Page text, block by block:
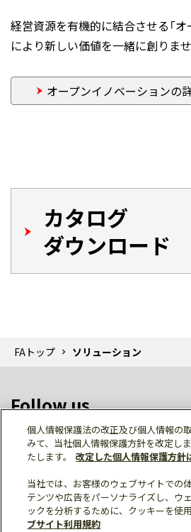
経営資源を有機的に結合させる「オ
により新しい価値を一緒に創りませ
オープンイノベーションの
カタログ
ダウンロード
FAトップ ソリューション
Follow us
個人情報保護 利用規約
ご利
サイトマップ
三菱電機トップ
個人情報保護法の改正及び個人情報の
みて、当社個人情報保護方針を改定し
たします。
改定した個人情報保護方針
当社では、お客様のウェブサイトでの
テンツや広告をパーソナライズし、ウ
ックを分析するために、クッキーを使用
ブサイト利用規約